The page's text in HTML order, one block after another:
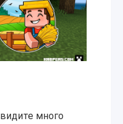
много